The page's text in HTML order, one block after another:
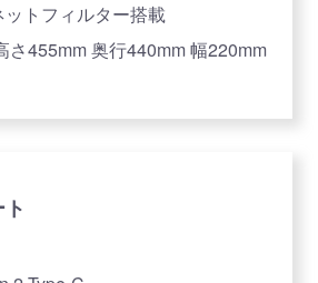
トフィルター搭載
さ455mm 奥行440mm 幅220mm